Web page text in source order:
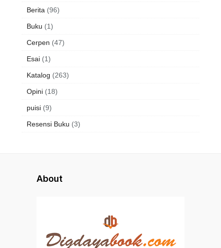
Berita (96)
Buku (1)
Cerpen (47)
Esai (1)
Katalog (263)
Opini (18)
puisi (9)
Resensi Buku (3)
About